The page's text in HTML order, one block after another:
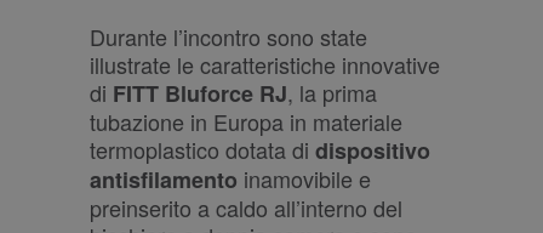
Durante l’incontro sono state
illustrate le caratteristiche innovative
di FITT Bluforce RJ, la prima
tubazione in Europa in materiale
termoplastico dotata di dispositivo
antisfilamento inamovibile e
preinserito a caldo all’interno del